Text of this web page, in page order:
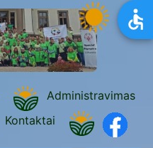
Administravimas
Kontaktai